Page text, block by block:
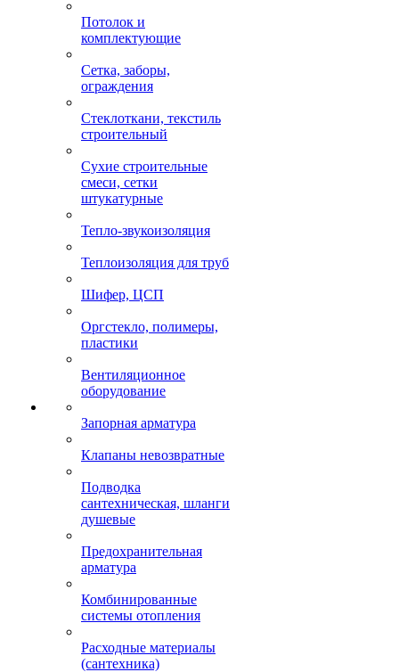
Потолок и
комплектующие
Сетка, заборы,
ограждения
Стеклоткани, текстиль
строительный
Сухие строительные
смеси, сетки
штукатурные
Тепло-звукоизоляция
Теплоизоляция для труб
Шифер, ЦСП
Оргстекло, полимеры,
пластики
Вентиляционное
оборудование
Запорная арматура
Клапаны невозвратные
Подводка
сантехническая, шланги
душевые
Предохранительная
арматура
Комбинированные
системы отопления
Расходные материалы
(сантехника)